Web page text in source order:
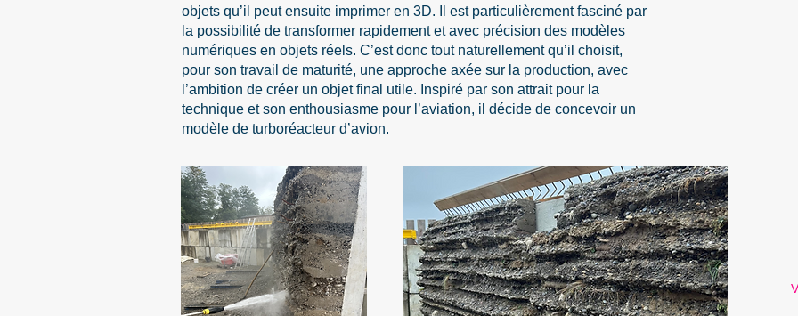
objets qu’il peut ensuite imprimer en 3D. Il est particulièrement fasciné par
la possibilité de transformer rapidement et avec précision des modèles
numériques en objets réels. C’est donc tout naturellement qu’il choisit,
pour son travail de maturité, une approche axée sur la production, avec
l’ambition de créer un objet final utile. Inspiré par son attrait pour la
technique et son enthousiasme pour l’aviation, il décide de concevoir un
modèle de turboréacteur d’avion.